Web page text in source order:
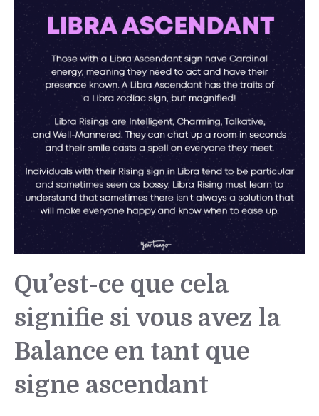
Qu’est-ce que cela
signifie si vous avez la
Balance en tant que
signe ascendant